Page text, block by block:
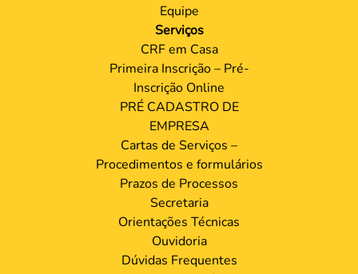
Equipe
Serviços
CRF em Casa
Primeira Inscrição – Pré-
Inscrição Online
PRÉ CADASTRO DE
EMPRESA
Cartas de Serviços –
Procedimentos e formulários
Prazos de Processos
Secretaria
Orientações Técnicas
Ouvidoria
Dúvidas Frequentes